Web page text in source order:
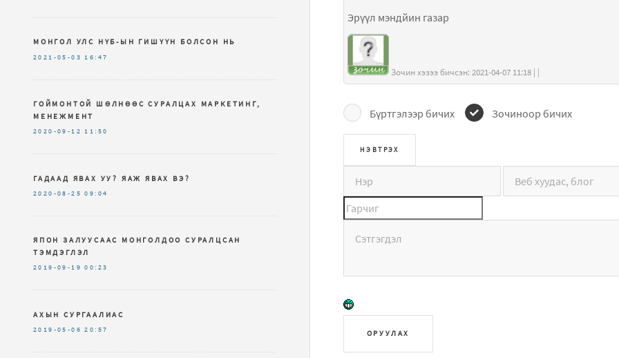
Эрүүл мэндйин газар
Зочин хэзээ бичсэн: 2021-04-07 11:18 | |
Бүртгэлээр бичих Зочиноор бичих
ОРУУЛАХ
МОНГОЛ УЛС НҮБ-ЫН ГИШҮҮН БОЛСОН НЬ
2021-05-03 16:47
ГОЙМОНТОЙ ШӨЛНӨӨС СУРАЛЦАХ МАРКЕТИНГ,
МЕНЕЖМЕНТ
2020-09-12 11:50
ГАДААД ЯВАХ УУ? ЯАЖ ЯВАХ ВЭ?
2020-08-25 09:04
ЯПОН ЗАЛУУСААС МОНГОЛДОО СУРАЛЦСАН
ТЭМДЭГЛЭЛ
2019-09-19 00:23
АХЫН СУРГААЛИАС
2019-05-06 20:57